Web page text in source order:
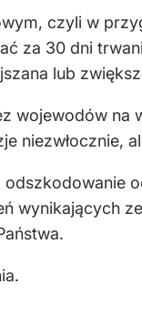
czyli w
za 30 dni
lub
wojewodów
niezwłocznie,
wynikających